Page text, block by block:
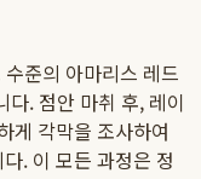
준의 아마리스 레드
. 점안 마취 후, 레이
게 각막을 조사하여
. 이 모든 과정은 정